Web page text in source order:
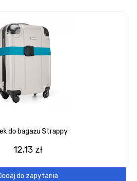
do bagażu Strappy
12,13 zł
do zapytania